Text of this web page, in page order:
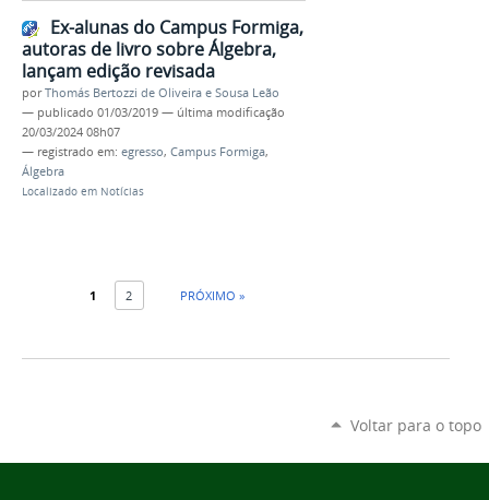
Ex-alunas do Campus Formiga,
autoras de livro sobre Álgebra,
lançam edição revisada
porThomás Bertozzi de Oliveira e Sousa Leão
— publicado 01/03/2019 — última modificação
20/03/2024 08h07
— registrado em: egresso, Campus Formiga,
Álgebra
Localizado em Notícias
1 2 PRÓXIMO »
Voltar para o topo